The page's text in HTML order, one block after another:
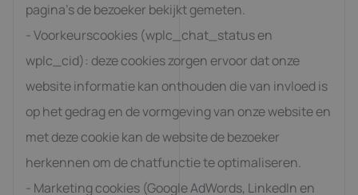
pagina’s de bezoeker bekijkt gemeten.
- Voorkeurscookies (wplc_chat_status en
wplc_cid): deze cookies zorgen ervoor dat onze
website informatie kan onthouden die van invloed is
op het gedrag en de vormgeving van onze website en
met deze cookie kan de website de bezoeker
herkennen om de chatfunctie te optimaliseren.
- Marketing cookies (Google AdWords, LinkedIn en